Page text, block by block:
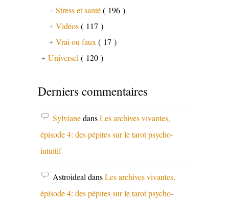
Stress et santé( 196 )
Vidéos( 117 )
Vrai ou faux ( 17 )
Universel ( 120 )
Derniers commentaires
SylvianedansLes archives vivantes,
épisode 4: des pépites sur le tarot psycho-
intuitif
Astroideal dansLes archives vivantes,
épisode 4: des pépites sur le tarot psycho-